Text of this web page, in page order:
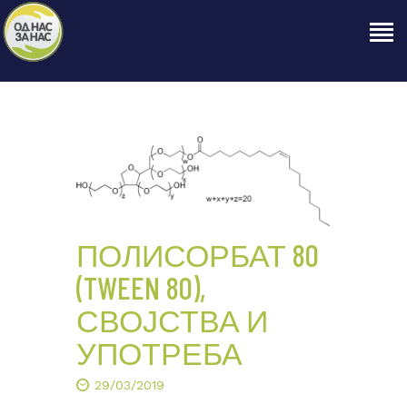
НАШЕ ПРАВО
КОНТАКТ
ПОЛИСОРБАТ 80
(TWEEN 80),
СВОЈСТВА И
УПОТРЕБА
29/03/2019